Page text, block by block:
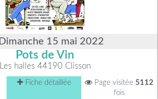
Dimanche 15 mai 2022
Pots de Vin
Les halles 44190 Clisson
Fiche détaillée Page visitée 5112
fois